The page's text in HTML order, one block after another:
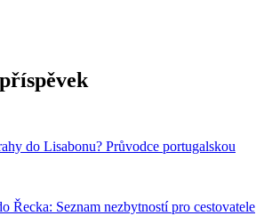
do Lisabonu? Průvodce portugalskou
Řecka: Seznam nezbytností pro cestovatele